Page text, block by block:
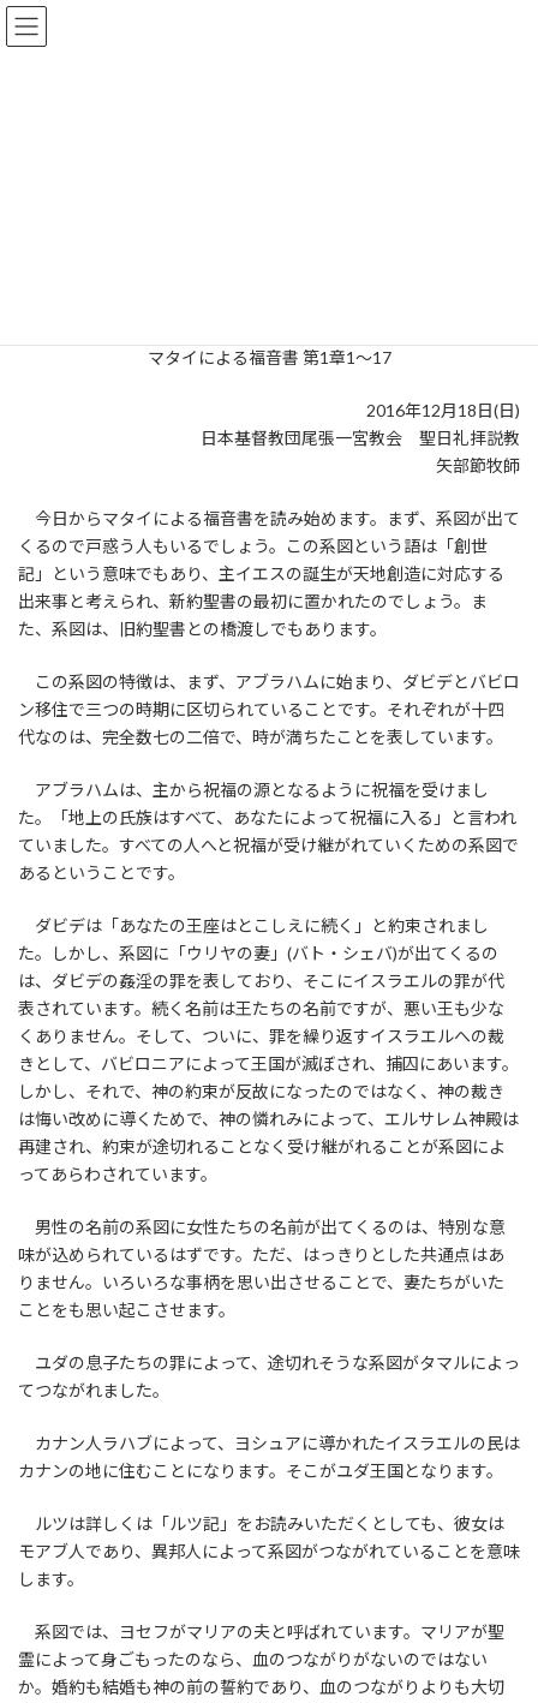
コ
ン
ナ
ビ
マタイによる福音書 第1章1～17
2016年12月18日(日)
日本基督教団尾張一宮教会 聖日礼拝説教
矢部節牧師
今日からマタイによる福音書を読み始めます。まず、系図が出て
くるので戸惑う人もいるでしょう。この系図という語は「創世
記」という意味でもあり、主イエスの誕生が天地創造に対応する
出来事と考えられ、新約聖書の最初に置かれたのでしょう。ま
た、系図は、旧約聖書との橋渡しでもあります。
この系図の特徴は、まず、アブラハムに始まり、ダビデとバビロ
ン移住で三つの時期に区切られていることです。それぞれが十四
代なのは、完全数七の二倍で、時が満ちたことを表しています。
アブラハムは、主から祝福の源となるように祝福を受けまし
た。「地上の氏族はすべて、あなたによって祝福に入る」と言われ
ていました。すべての人へと祝福が受け継がれていくための系図で
あるということです。
ダビデは「あなたの王座はとこしえに続く」と約束されまし
た。しかし、系図に「ウリヤの妻」(バト・シェバ)が出てくるの
は、ダビデの姦淫の罪を表しており、そこにイスラエルの罪が代
表されています。続く名前は王たちの名前ですが、悪い王も少な
くありません。そして、ついに、罪を繰り返すイスラエルへの裁
きとして、バビロニアによって王国が滅ぼされ、捕囚にあいます。
しかし、それで、神の約束が反故になったのではなく、神の裁き
は悔い改めに導くためで、神の憐れみによって、エルサレム神殿は
再建され、約束が途切れることなく受け継がれることが系図によ
ってあらわされています。
男性の名前の系図に女性たちの名前が出てくるのは、特別な意
味が込められているはずです。ただ、はっきりとした共通点はあ
りません。いろいろな事柄を思い出させることで、妻たちがいた
ことをも思い起こさせます。
ユダの息子たちの罪によって、途切れそうな系図がタマルによっ
てつながれました。
カナン人ラハブによって、ヨシュアに導かれたイスラエルの民は
カナンの地に住むことになります。そこがユダ王国となります。
ルツは詳しくは「ルツ記」をお読みいただくとしても、彼女は
モアブ人であり、異邦人によって系図がつながれていることを意味
します。
系図では、ヨセフがマリアの夫と呼ばれています。マリアが聖
霊によって身ごもったのなら、血のつながりがないのではない
か。婚約も結婚も神の前の誓約であり、血のつながりよりも大切